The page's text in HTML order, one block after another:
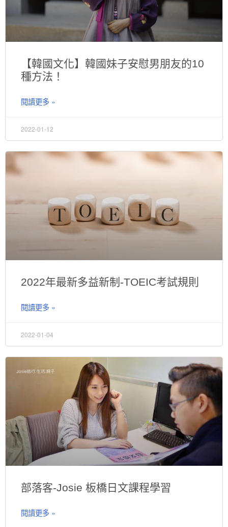
【韓國文化】韓國妹子安慰男朋友的10
種方法！
閱讀更多 »
2022-01-12
2022年最新多益新制-TOEIC考試規則
閱讀更多 »
2022-01-04
部落客-Josie 板橋日文課程學習
閱讀更多 »